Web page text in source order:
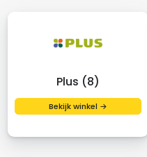
Plus (8)
Bekijk winkel →